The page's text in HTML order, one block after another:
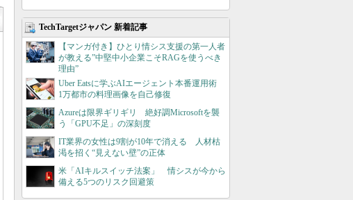
TechTargetジャパン 新着記事
【マンガ付き】ひとり情シス支援の第一人者
が教える”中堅中小企業こそRAGを使うべき
理由”
Uber Eatsに学ぶAIエージェント本番運用術
1万都市の料理画像を自己修復
Azureは限界ギリギリ 絶好調Microsoftを襲
う「GPU不足」の深刻度
IT業界の女性は9割が10年で消える 人材枯
渇を招く“見えない壁”の正体
米「AIキルスイッチ法案」 情シスが今から
備える5つのリスク回避策